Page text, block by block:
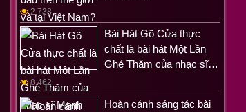
2,738
Bài Hát Gõ Cửa thực
chất là bài hát Một Lần
Ghé Thăm của nhạc sĩ…
8,462
Hoàn cảnh sáng tác bài